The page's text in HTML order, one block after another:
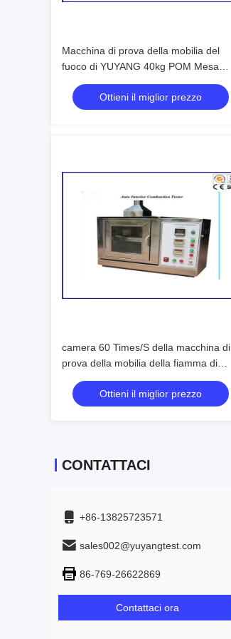
Macchina di prova della mobilia del
fuoco di YUYANG 40kg POM Mesa
Material
Ottieni il miglior prezzo
camera 60 Times/S della macchina di
prova della mobilia della fiamma di
220V 50Hz
Ottieni il miglior prezzo
CONTATTACI
+86-13825723571
sales002@yuyangtest.com
86-769-26622869
Contattaci ora